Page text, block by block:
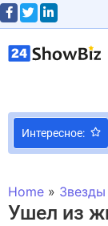
Интересное:
Home » Звезды
Ушел из